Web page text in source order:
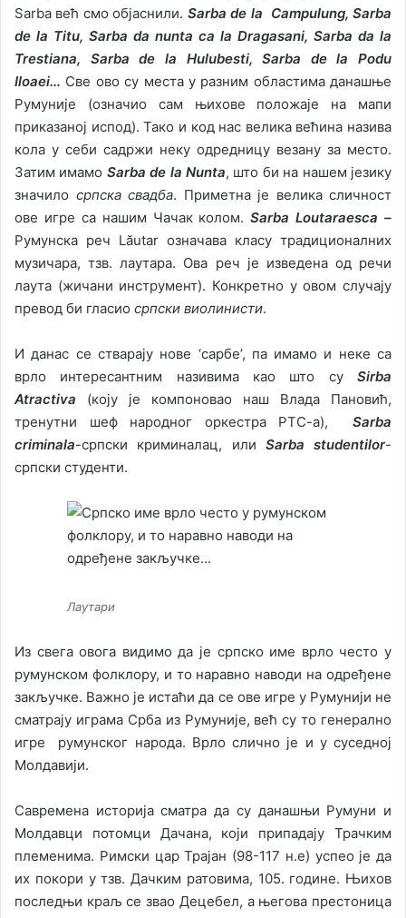
Sarba већ смо објаснили. Sarba de la Campulung, Sarba
de la Titu, Sarba da nunta ca la Dragasani, Sarba da la
Trestiana, Sarba de la Hulubesti, Sarba de la Podu
Iloaei… Све ово су места у разним областима данашње
Румуније (означио сам њихове положаје на мапи
приказаној испод). Тако и код нас велика већина назива
кола у себи садржи неку одредницу везану за место.
Затим имамо Sarba de la Nunta, што би на нашем језику
значило српска свадба. Приметна је велика сличност
ове игре са нашим Чачак колом.Sarba Loutaraesca –
Румунска реч Lăutar означава класу традиционалних
музичара, тзв. лаутара. Ова реч је изведена од речи
лаута (жичани инструмент). Конкретно у овом случају
превод би гласио српски виолинисти.
И данас се стварају нове ‘сарбе’, па имамо и неке са
врло интересантним називима као што су Sirba
Atractiva (коју је компоновао наш Влада Пановић,
тренутни шеф народног оркестра РТС-а), Sarba
criminala-српски криминалац, или Sarba studentilor-
српски студенти.
Лаутари
Из свега овога видимо да је српско име врло често у
румунском фолклору, и то наравно наводи на одређене
закључке. Важно је истаћи да се ове игре у Румунији не
сматрају играма Срба из Румуније, већ су то генерално
игре румунског народа. Врло слично је и у суседној
Молдавији.
Савремена историја сматра да су данашњи Румуни и
Молдавци потомци Дачана, који припадају Трачким
племенима. Римски цар Трајан (98-117 н.е) успео је да
их покори у тзв. Дачким ратовима, 105. године. Њихов
последњи краљ се звао Децебел, а његова престоница